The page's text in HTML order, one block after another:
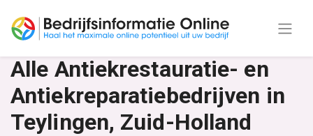
Alle Antiekrestauratie- en
Antiekreparatiebedrijven in
Teylingen, Zuid-Holland